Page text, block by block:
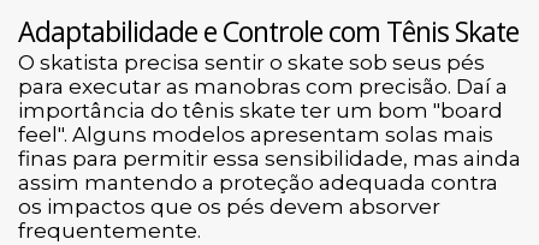
Adaptabilidade e Controle com Tênis Skate
O skatista precisa sentir o skate sob seus pés
para executar as manobras com precisão. Daí a
importância do tênis skate ter um bom "board
feel". Alguns modelos apresentam solas mais
finas para permitir essa sensibilidade, mas ainda
assim mantendo a proteção adequada contra
os impactos que os pés devem absorver
frequentemente.